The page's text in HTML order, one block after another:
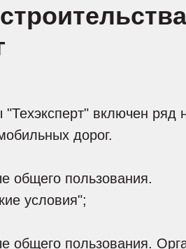
включен ряд
дорог.
общего пользования.
условия";
общего пользования.